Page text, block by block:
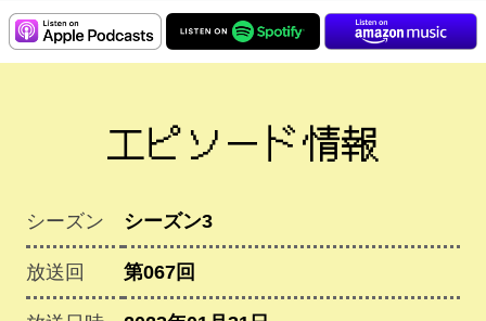
エピソード情報
シーズン シーズン3
放送回 第067回